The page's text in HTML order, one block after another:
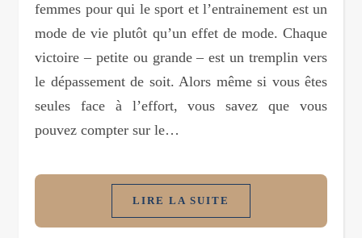
femmes pour qui le sport et l’entrainement est un
mode de vie plutôt qu’un effet de mode. Chaque
victoire – petite ou grande – est un tremplin vers
le dépassement de soit. Alors même si vous êtes
seules face à l’effort, vous savez que vous
pouvez compter sur le…
LIRE LA SUITE